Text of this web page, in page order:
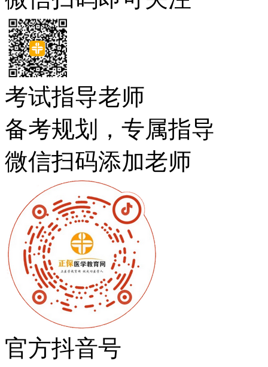
考试指导老师
备考规划，专属指导
微信扫码添加老师
官方抖音号